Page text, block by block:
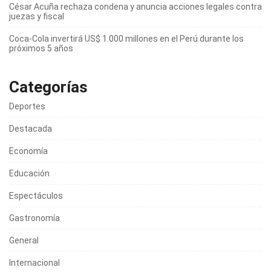
César Acuña rechaza condena y anuncia acciones legales contra
juezas y fiscal
Coca-Cola invertirá US$ 1.000 millones en el Perú durante los
próximos 5 años
Categorías
Deportes
Destacada
Economía
Educación
Espectáculos
Gastronomía
General
Internacional